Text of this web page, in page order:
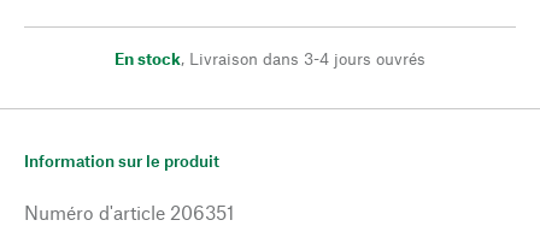
En stock, Livraison dans 3-4 jours ouvrés
Information sur le produit
Numéro d'article 206351